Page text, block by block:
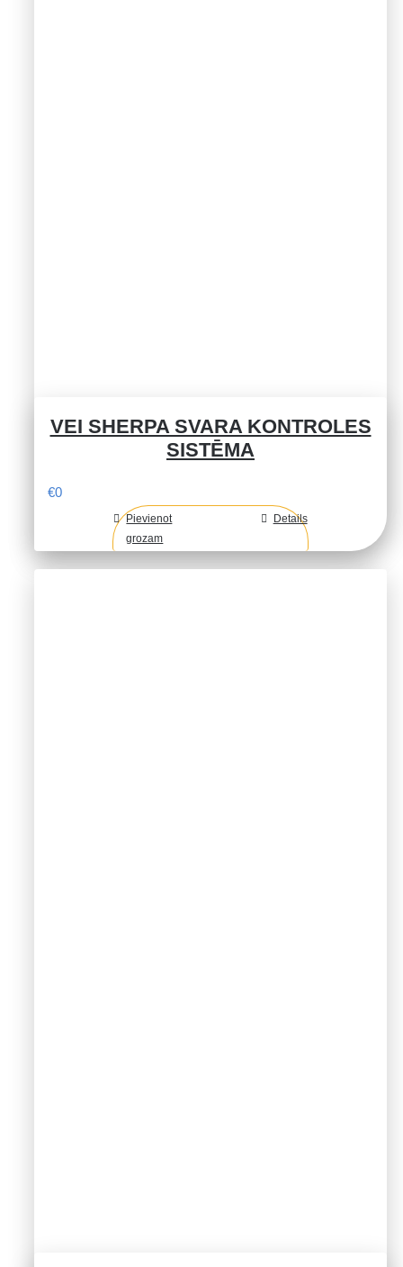
VEI SHERPA SVARA KONTROLES
SISTĒMA
€0
Pievienot
grozam
Details